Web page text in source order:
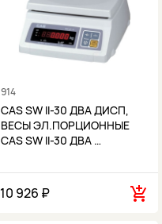
914
CAS SW II-30 ДВА ДИСП,
ВЕСЫ ЭЛ.ПОРЦИОННЫЕ
CAS SW II-30 ДВА …
10 926 ₽